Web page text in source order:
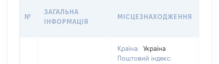
№
ЗАГАЛЬНА
ІНФОРМАЦІЯ
МІСЦЕЗНАХОДЖЕННЯ
Країна:
Україна
Поштовий індекс: